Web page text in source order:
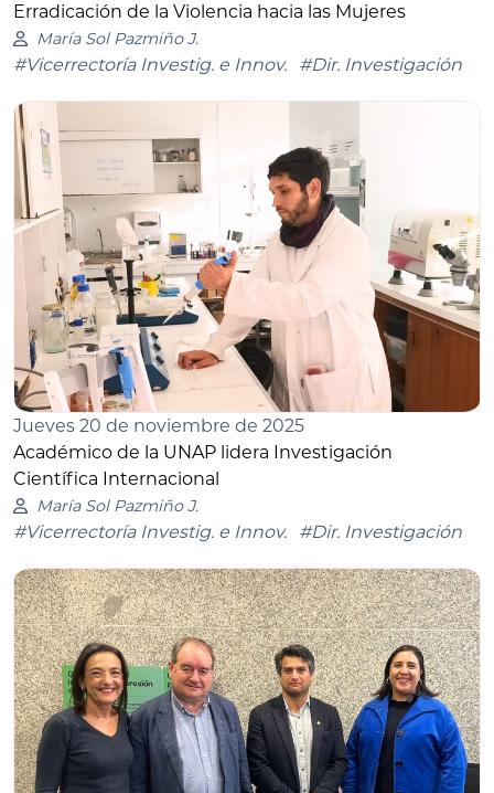
Erradicación de la Violencia hacia las Mujeres
María Sol Pazmiño J.
#Vicerrectoría Investig. e Innov. #Dir. Investigación
Jueves 20 de noviembre de 2025
Académico de la UNAP lidera Investigación
Científica Internacional
María Sol Pazmiño J.
#Vicerrectoría Investig. e Innov. #Dir. Investigación